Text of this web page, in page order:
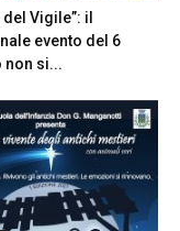
Vigile”: il
evento del 6
non si...